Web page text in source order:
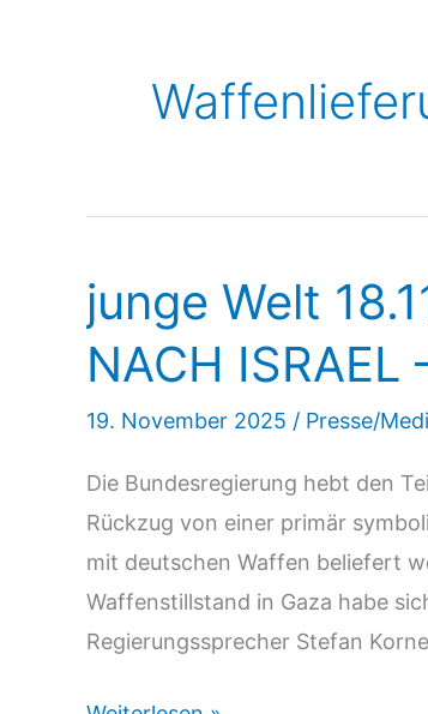
junge Welt
NACH
19. November 2025 / Presse/
Die Bundesregierung hebt den
Rückzug von einer primär
mit deutschen Waffen beliefert
Waffenstillstand in Gaza habe
Regierungssprecher Stefan